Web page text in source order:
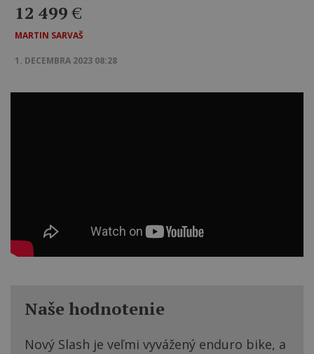
12 499€
MARTIN SARVAŠ
1. DECEMBRA 2023 08:28
Naše hodnotenie
Nový Slash je veľmi vyvážený enduro bike, a